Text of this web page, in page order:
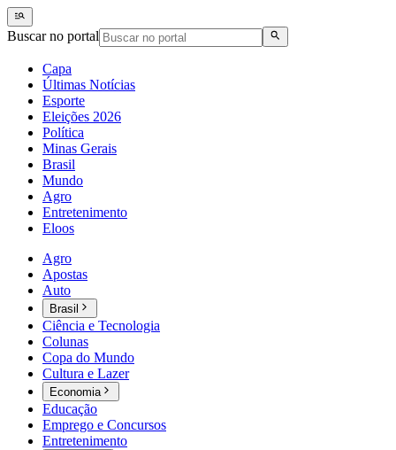
Buscar no portal
Capa
Últimas Notícias
Esporte
Eleições 2026
Política
Minas Gerais
Brasil
Mundo
Agro
Entretenimento
Eloos
Agro
Apostas
Auto
Brasil
Ciência e Tecnologia
Colunas
Copa do Mundo
Cultura e Lazer
Economia
Educação
Emprego e Concursos
Entretenimento